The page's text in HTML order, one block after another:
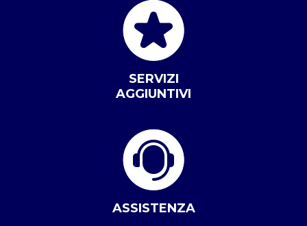
SERVIZI
AGGIUNTIVI
ASSISTENZA